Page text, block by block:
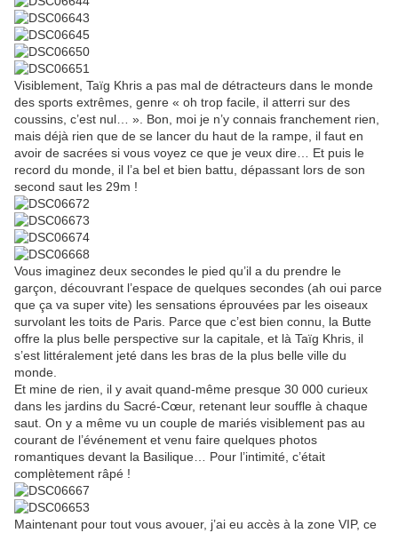
Visiblement, Taïg Khris a pas mal de détracteurs dans le monde
des sports extrêmes, genre « oh trop facile, il atterri sur des
coussins, c’est nul… ». Bon, moi je n’y connais franchement rien,
mais déjà rien que de se lancer du haut de la rampe, il faut en
avoir de sacrées si vous voyez ce que je veux dire… Et puis le
record du monde, il l’a bel et bien battu, dépassant lors de son
second saut les 29m !
Vous imaginez deux secondes le pied qu’il a du prendre le
garçon, découvrant l’espace de quelques secondes (ah oui parce
que ça va super vite) les sensations éprouvées par les oiseaux
survolant les toits de Paris. Parce que c’est bien connu, la Butte
offre la plus belle perspective sur la capitale, et là Taïg Khris, il
s’est littéralement jeté dans les bras de la plus belle ville du
monde.
Et mine de rien, il y avait quand-même presque 30 000 curieux
dans les jardins du Sacré-Cœur, retenant leur souffle à chaque
saut. On y a même vu un couple de mariés visiblement pas au
courant de l’événement et venu faire quelques photos
romantiques devant la Basilique… Pour l’intimité, c’était
complètement râpé !
Maintenant pour tout vous avouer, j’ai eu accès à la zone VIP, ce